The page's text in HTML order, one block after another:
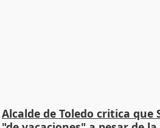
Alcalde de Toledo critica que